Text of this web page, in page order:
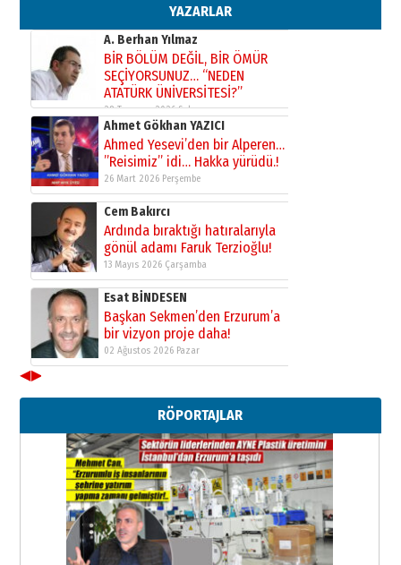
YAZARLAR
A. Berhan Yılmaz
BİR BÖLÜM DEĞİL, BİR ÖMÜR
SEÇİYORSUNUZ… “NEDEN
ATATÜRK ÜNİVERSİTESİ?”
28 Temmuz 2026 Salı
Ahmet Gökhan YAZICI
Ahmed Yesevi’den bir Alperen…
”Reisimiz” idi… Hakka yürüdü.!
26 Mart 2026 Perşembe
Cem Bakırcı
Ardında bıraktığı hatıralarıyla
gönül adamı Faruk Terzioğlu!
13 Mayıs 2026 Çarşamba
Esat BİNDESEN
Başkan Sekmen’den Erzurum’a
bir vizyon proje daha!
02 Ağustos 2026 Pazar
Erzurumspor’un köşe taşları
29 Haziran 2026 Pazartesi
Kenan GÜLERCİ
Murat Şahsuvaroğlu ERKON’da
çıtayı yukarı taşırken,
yönetimdekiler aşağı
çekmemeli!
17 Şubat 2026 Salı Orhan BOZKURT
◀▶
RÖPORTAJLAR